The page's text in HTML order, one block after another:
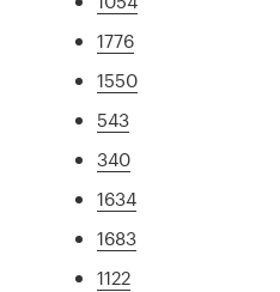
1776
1550
543
340
1634
1683
1122